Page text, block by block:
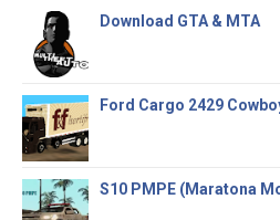
Download GTA & MTA
Ford Cargo 2429
S10 PMPE (Maratona